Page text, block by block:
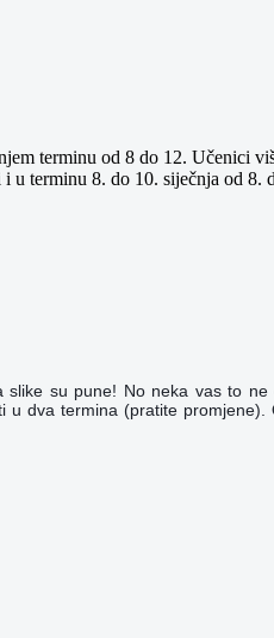
terminu od 8 do 12. Učenici
u terminu 8. do 10. siječnja od 8.
su pune! No neka vas to ne
u dva termina (pratite